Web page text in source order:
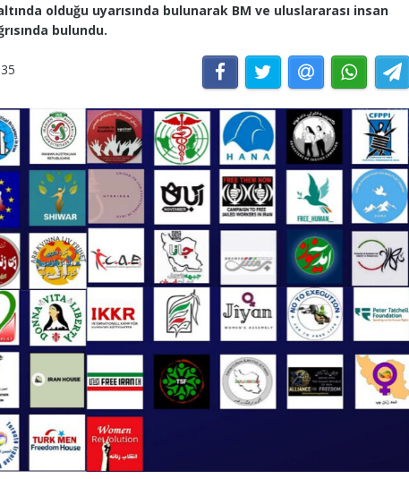
olduğu uyarısında bulunarak BM ve uluslararası insan
bulundu.